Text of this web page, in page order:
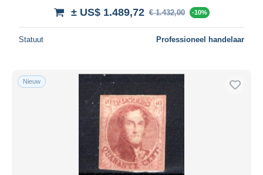
± US$ 1.489,72 € 1.432,00 -10%
Statuut Professioneel handelaar
Nieuw